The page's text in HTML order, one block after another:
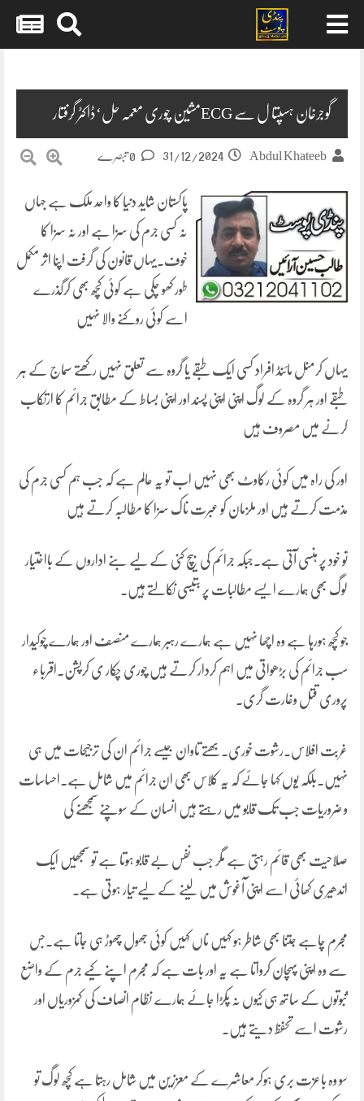
گوجرخان ہسپتا ل سے ECGمشین چوری معمہ حل‘ڈاکٹر گرفتار
Abdul Khateeb
31/12/2024
پاکستان شاید دنیا کا واحد ملک ہے جہاں
نہ کسی جرم کی سزا ہے اور نہ سزا کا
خوف۔یہاں قانون کی گرفت اپنا اثر مکمل
طور کھو چکی ہے کوئی کچھ بھی کرگذرے
اسے کوئی روکنے والا نہیں
یہاں کرمنل مائنڈ افراد کسی ایک طبقے یا گروہ سے تعلق نہیں رکھتے سماج کے ہر
طبقے اور ہر گروہ کے لوگ اپنی اپنی پسند اور اپنی بساط کے مطابق جرائم کا ارتکاب
کرنے میں مصروف ہیں
اور کی راہ میں کوئی رکاوٹ بھی نہیں اب تو یہ عالم ہے کہ جب ہم کسی جرم کی
مذمت کرتے ہیں اور ملزمان کو عبرت ناک سزا کا مطالبہ کرتے ہیں
تو خود پر ہنسی آتی ہے۔جبکہ جرائم کی بیچ کنی کے لیے بنے اداروں کے بااختیار
لوگ بھی ہمارے ایسے مطالبات پر بتیسی نکالتے ہیں۔
جو کچھ ہورہا ہے وہ اچھا نہیں ہے ہمارے رہبر ہمارے منصف اور ہمارے چوکیدار
سب جرائم کی بڑھواتی میں اہم کردار کرتے ہیں چوری چکار ی کرپشن۔اقرباء
پروری قتل وغارت گری۔
غربت افلاس۔رشوت خوری۔بھتے تاوان جیسے جرائم ان کی ترجیحات میں ہی
نہیں۔بلکہ یوں کہا جائے کہ یہ کلاس بھی ان جرائم میں شامل ہے۔احساسات
و ضروریات جب تک قابو میں رہتے ہیں انسان کے سوچنے سمجھنے کی
صلاحیت بھی قائم رہتی ہے مگر جب نفس بے قابو ہوتا ہے تو سمجھیں ایک
اندھیری کھائی اسے اپنی آغوش میں لینے کے لیے تیار ہوتی ہے۔
مجرم چاہے جتنا بھی شاطر ہو کہیں ناں کہیں کوئی جھول چھوڑ ہی جاتا ہے۔جس
سے وہ اپنی پہچان کرواتا ہے یہ اور بات ہے کہ مجرم اپنے کیے جرم کے واضع
ثبوتوں کے ساتھ ہی کیوں نہ پکڑا جائے ہمارے نظام انصاف کی کمزوریاں اور
رشوت اسے تحفظ دیتے ہیں۔
سو وہ باعزت بری ہوکر معاشرے کے معززین میں شامل رہتا ہے کچھ لوگ تو